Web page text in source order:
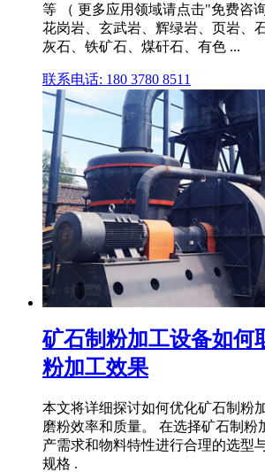
等 （ 更多应用领域请点击"免费咨
花岗岩、玄武岩、辉绿岩、页岩、
灰石、铁矿石、煤矸石、有色 ...
联系电话: 180 3780 8511
矿石制粉加工设备如何
粉加工效果
本文将详细探讨如何优化矿石制粉
磨粉效率和质量。 在选择矿石制粉
产需求和物料特性进行合理的选型
规格 .